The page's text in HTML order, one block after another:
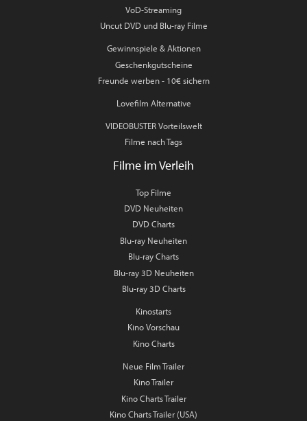
VoD-Streaming
Uncut DVD und Blu-ray Filme
Gewinnspiele & Aktionen
Geschenkgutscheine
Freunde werben - 10€ sichern
Lovefilm Alternative
VIDEOBUSTER Vorteilswelt
Filme nach Tags
Filme im Verleih
Top Filme
DVD Neuheiten
DVD Charts
Blu-ray Neuheiten
Blu-ray Charts
Blu-ray 3D Neuheiten
Blu-ray 3D Charts
Kinostarts
Kino Vorschau
Kino Charts
Neue Film Trailer
Kino Trailer
Kino Charts Trailer
Kino Charts Trailer (USA)